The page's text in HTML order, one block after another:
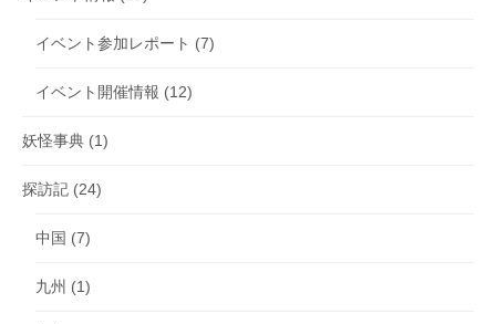
イベント参加レポート (7)
イベント開催情報 (12)
妖怪事典 (1)
探訪記 (24)
中国 (7)
九州 (1)